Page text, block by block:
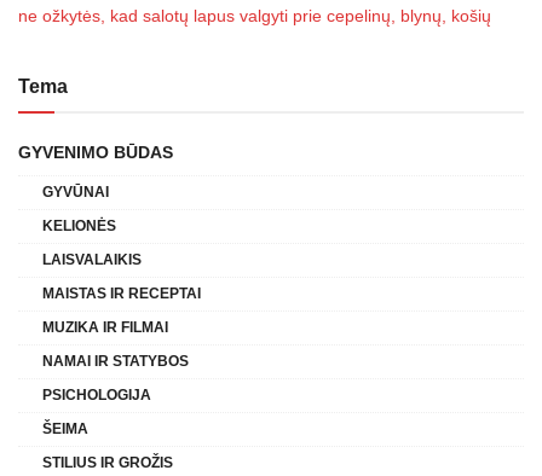
ne ožkytės, kad salotų lapus valgyti prie cepelinų, blynų, košių
Tema
GYVENIMO BŪDAS
GYVŪNAI
KELIONĖS
LAISVALAIKIS
MAISTAS IR RECEPTAI
MUZIKA IR FILMAI
NAMAI IR STATYBOS
PSICHOLOGIJA
ŠEIMA
STILIUS IR GROŽIS